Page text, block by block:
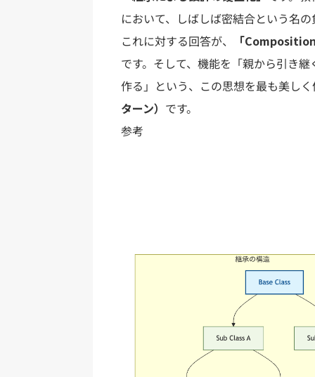
において、しばしば密結合という名
これに対する回答が、
「
です。そして、機能を「親から引き
作る」という、この思想を最も美し
ターン） です。
参考